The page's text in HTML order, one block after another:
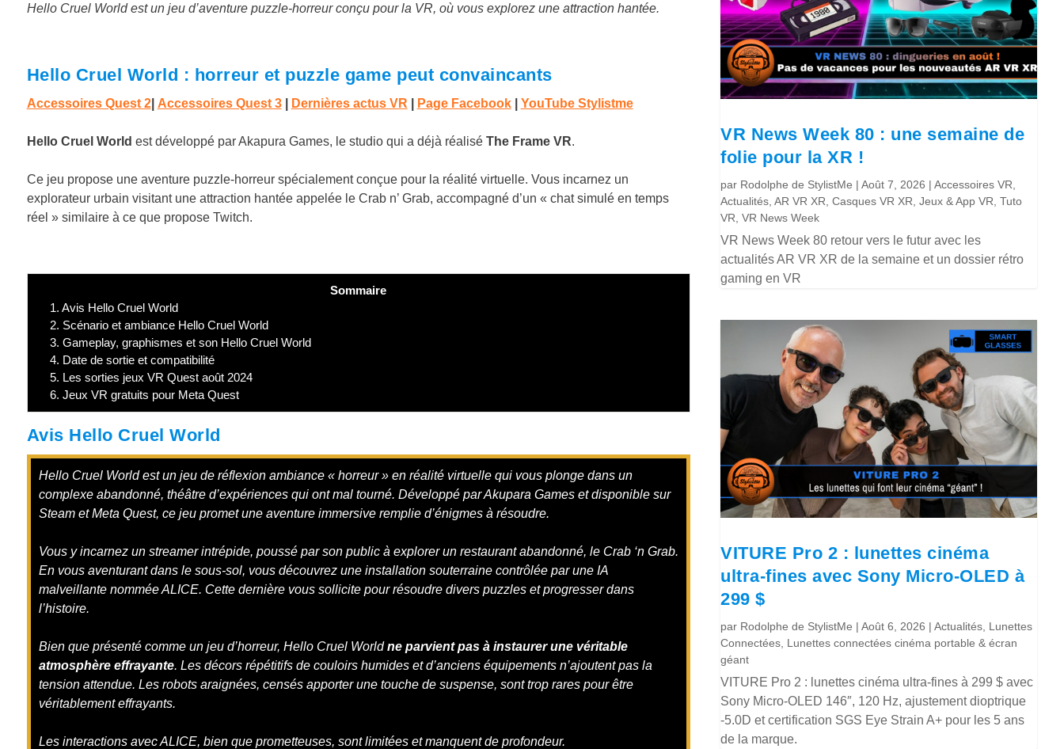
Hello Cruel World est un jeu d’aventure puzzle-horreur conçu pour la VR, où vous explorez une attraction hantée.
Hello Cruel World : horreur et puzzle game peut convaincants
Accessoires Quest 2| Accessoires Quest 3 Dernières actus VR Page Facebook YouTube Stylistme
Hello Cruel World est développé par Akapura Games, le studio qui a déjà réalisé The Frame VR.
Ce jeu propose une aventure puzzle-horreur spécialement conçue pour la réalité virtuelle. Vous incarnez un
explorateur urbain visitant une attraction hantée appelée le Crab n’ Grab, accompagné d’un « chat simulé en temps
réel » similaire à ce que propose Twitch.
Sommaire
1. Avis Hello Cruel World
2. Scénario et ambiance Hello Cruel World
3. Gameplay, graphismes et son Hello Cruel World
4. Date de sortie et compatibilité
5. Les sorties jeux VR Quest août 2024
6. Jeux VR gratuits pour Meta Quest
Avis Hello Cruel World
Hello Cruel World est un jeu de réflexion ambiance « horreur » en réalité virtuelle qui vous plonge dans un
complexe abandonné, théâtre d’expériences qui ont mal tourné. Développé par Akupara Games et disponible sur
Steam et Meta Quest, ce jeu promet une aventure immersive remplie d’énigmes à résoudre.
Vous y incarnez un streamer intrépide, poussé par son public à explorer un restaurant abandonné, le Crab ‘n Grab.
En vous aventurant dans le sous-sol, vous découvrez une installation souterraine contrôlée par une IA
malveillante nommée ALICE. Cette dernière vous sollicite pour résoudre divers puzzles et progresser dans
l’histoire.
Bien que présenté comme un jeu d’horreur, Hello Cruel Worldne parvient pas à instaurer une véritable
atmosphère effrayante. Les décors répétitifs de couloirs humides et d’anciens équipements n’ajoutent pas la
tension attendue. Les robots araignées, censés apporter une touche de suspense, sont trop rares pour être
véritablement effrayants.
Les interactions avec ALICE, bien que prometteuses, sont limitées et manquent de profondeur.
VR News Week 80 : une semaine de
folie pour la XR !
par Rodolphe de StylistMe |Août 7, 2026 |Accessoires VR
Actualités ,AR VR XR ,Casques VR XR ,Jeux & App VR ,Tuto
VR ,VR News Week
VR News Week 80 retour vers le futur avec les
actualités AR VR XR de la semaine et un dossier rétro
gaming en VR
VITURE Pro 2 : lunettes cinéma
ultra-fines avec Sony Micro-OLED à
299 $
par Rodolphe de StylistMe |Août 6, 2026 |Actualités Lunettes
Connectées Lunettes connectées cinéma portable & écran
géant
VITURE Pro 2 : lunettes cinéma ultra-fines à 299 $ avec
Sony Micro-OLED 146″, 120 Hz, ajustement dioptrique
-5.0D et certification SGS Eye Strain A+ pour les 5 ans
de la marque.